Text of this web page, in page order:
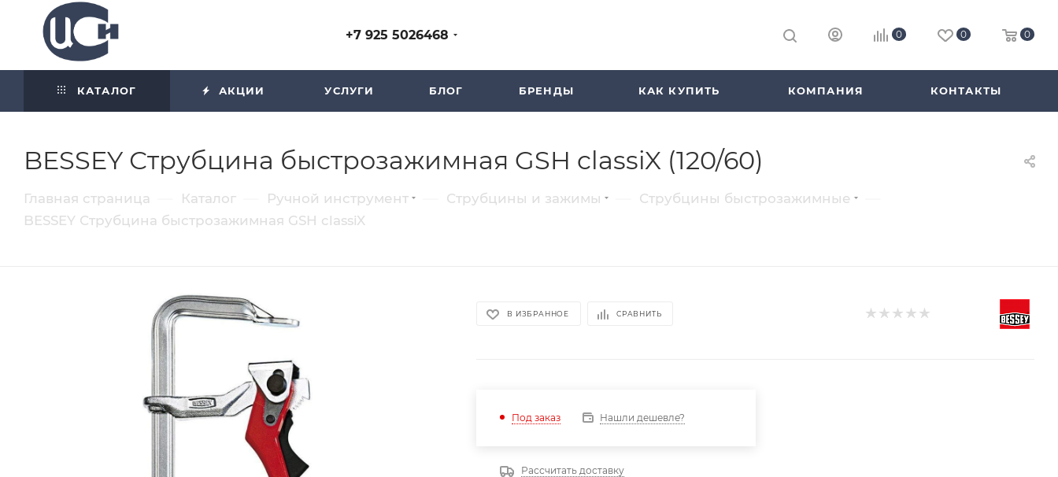
+7 925 5026468 0 0 0
КАТАЛОГ АКЦИИ УСЛУГИ БЛОГ БРЕНДЫ КАК КУПИТЬ КОМПАНИЯ КОНТАКТЫ
BESSEY Струбцина быстрозажимная GSH classiX (120/60)
Главная страница Каталог Ручной инструмент Струбцины и зажимы Струбцины быстрозажимные
BESSEY Струбцина быстрозажимная GSH classiX
В ИЗБРАННОЕ СРАВНИТЬ
Под заказ Нашли дешевле?
Рассчитать доставку